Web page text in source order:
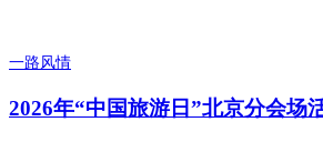
一路风情
2026年“中国旅游日”北京分会场